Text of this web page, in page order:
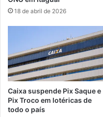
m
a
c
18 de abril de 2026
Caixa suspende Pix Saque e
Pix Troco em lotéricas de
todo o país